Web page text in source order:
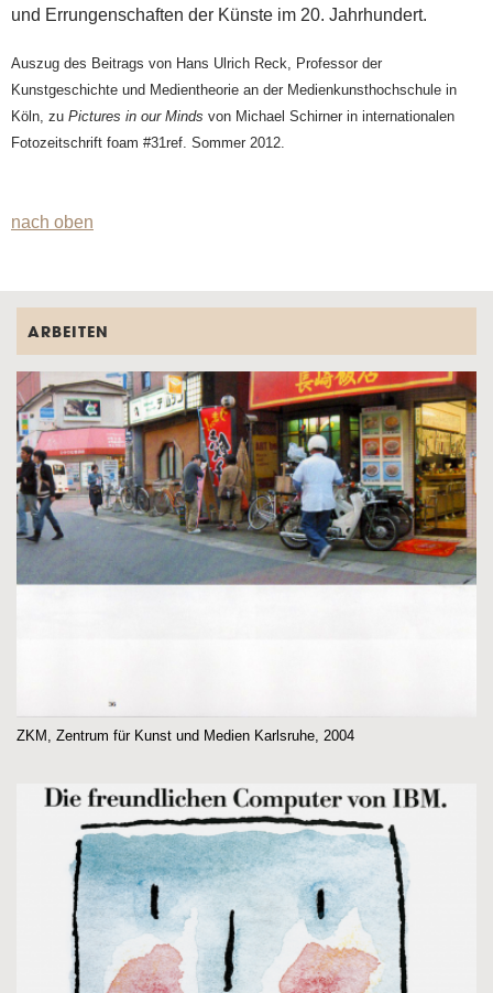
und Errungenschaften der Künste im 20. Jahrhundert.
Auszug des Beitrags von Hans Ulrich Reck, Professor der
Kunstgeschichte und Medientheorie an der Medienkunsthochschule in
Köln, zu Pictures in our Minds von Michael Schirner in internationalen
Fotozeitschrift foam #31ref. Sommer 2012.
nach oben
ARBEITEN
ZKM, Zentrum für Kunst und Medien Karlsruhe, 2004